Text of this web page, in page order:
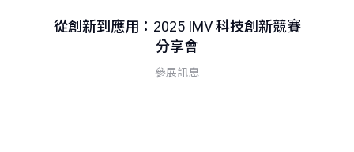
從創新到應用：2025 IMV 科技創新競賽
分享會
參展訊息